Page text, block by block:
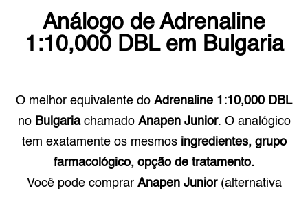
Análogo de Adrenaline
1:10,000 DBLem Bulgaria
O melhor equivalente do Adrenaline 1:10,000 DBL
no Bulgariachamado Anapen Junior. O analógico
tem exatamente os mesmos ingredientes, grupo
farmacológico, opção de tratamento.
Você pode comprar Anapen Junior(alternativa